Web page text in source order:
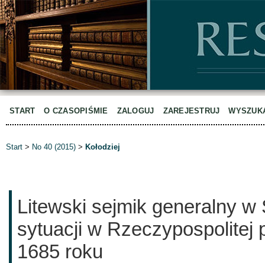
START O CZASOPIŚMIE ZALOGUJ ZAREJESTRUJ
Start > No 40 (2015) > Kołodziej
Litewski sejmik generalny w
sytuacji w Rzeczypospolitej
1685 roku